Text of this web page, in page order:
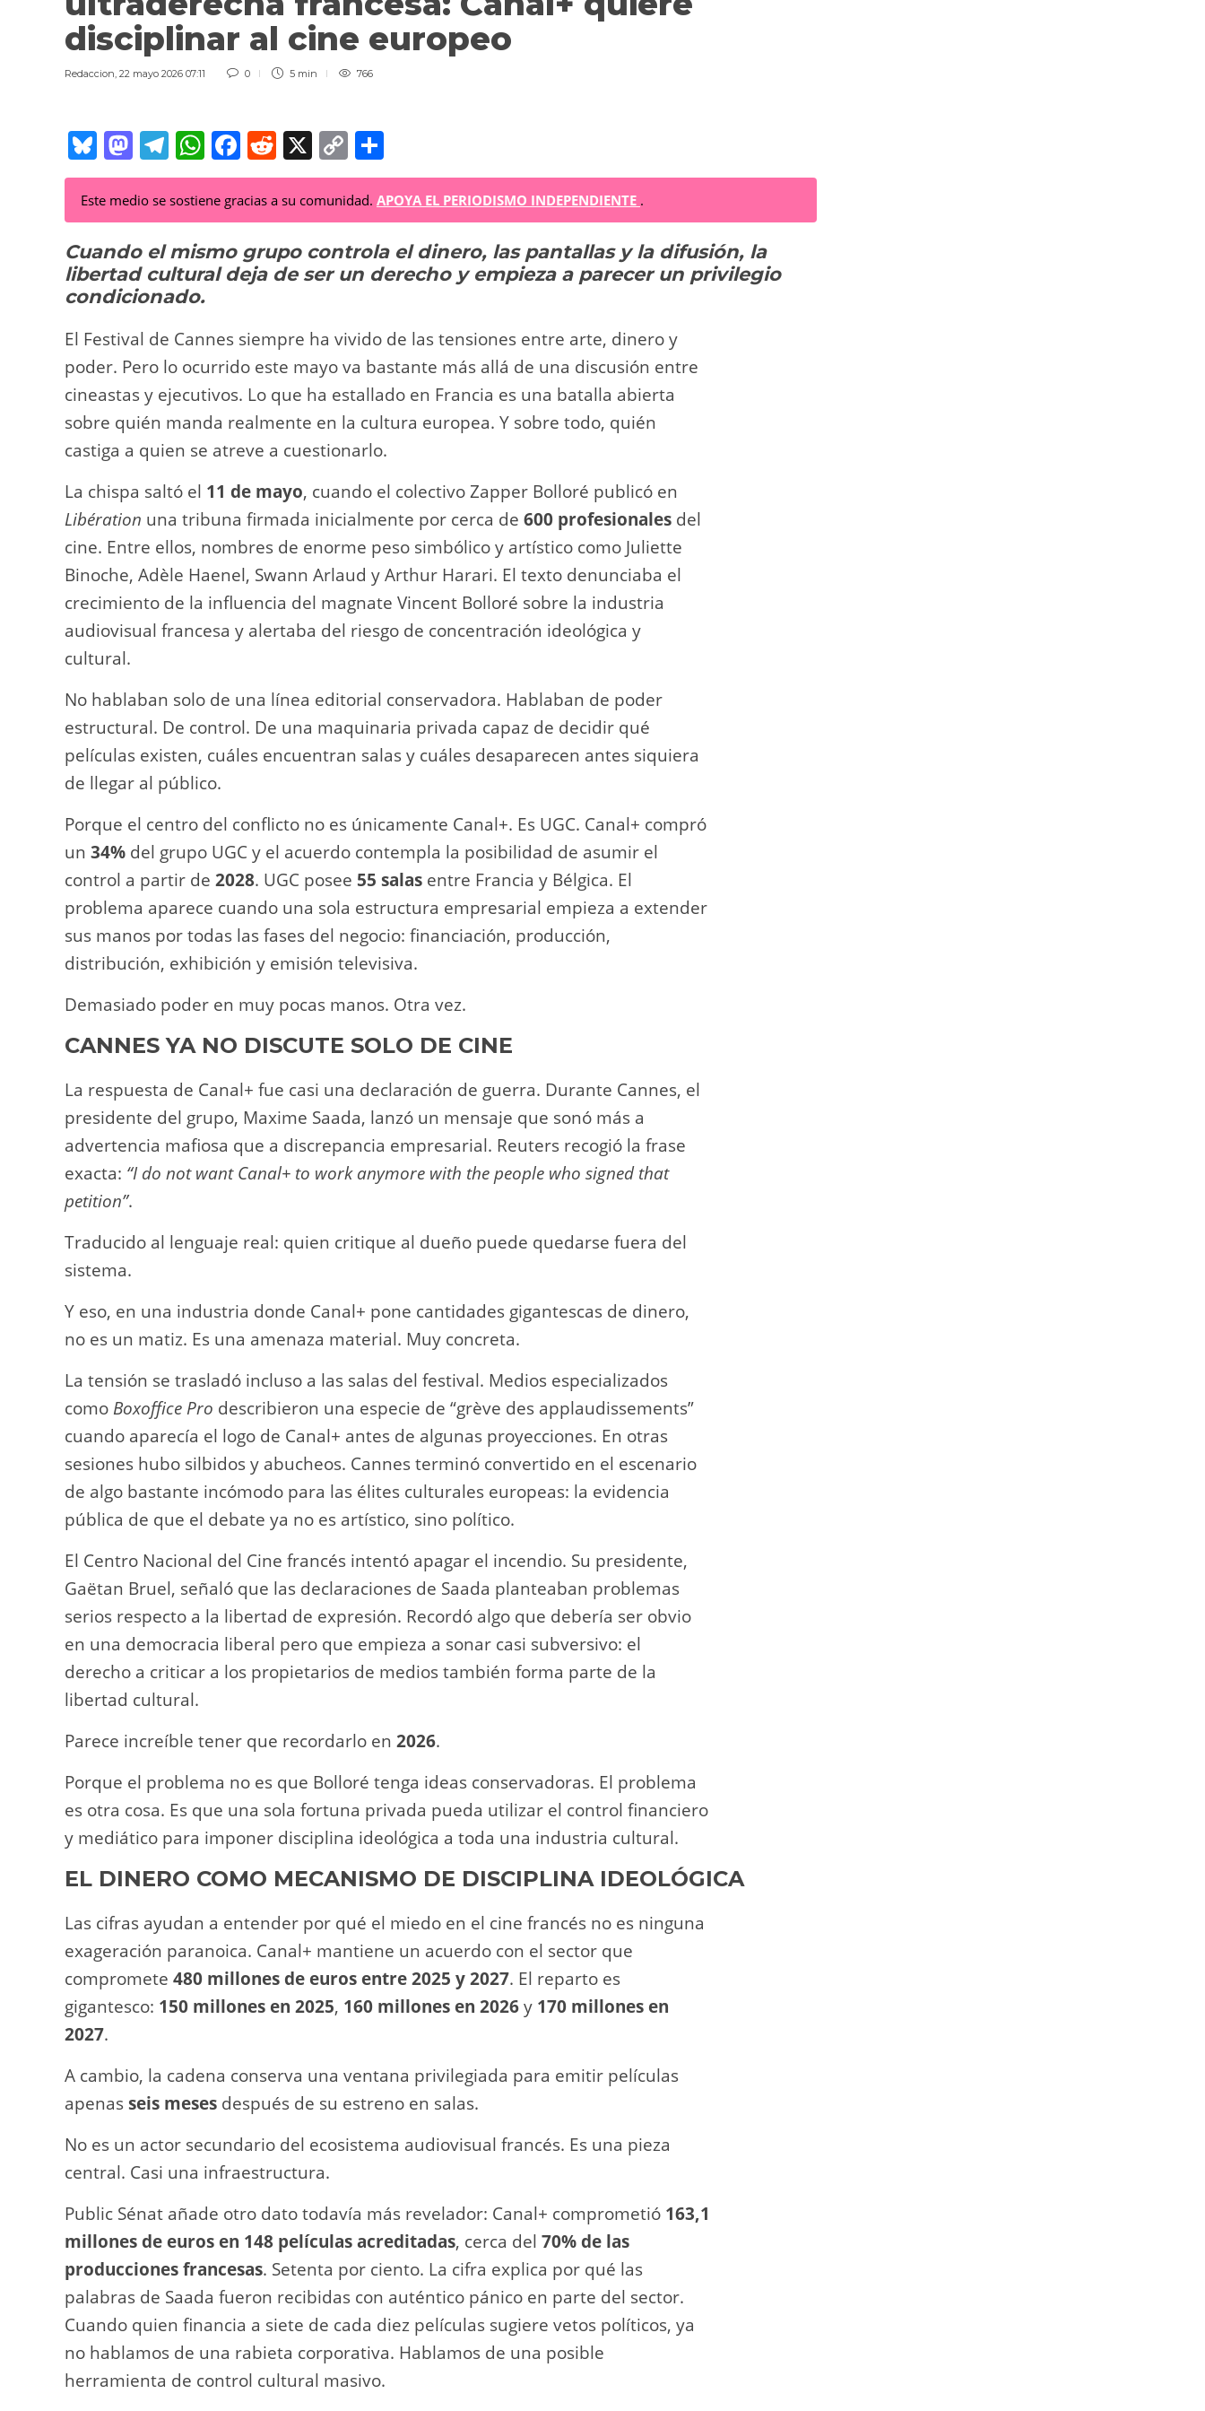
disciplinar al cine europeo
Redaccion, 22 mayo 2026 07:11 0 5 min 766
Bl
u
e
sk
y
M
a
st
o
d
o
T
el
e
gr
a
m
W
h
at
s
A
p
F
a
c
e
b
o
k
R
e
d
di
t
X C
o
p
y
Li
n
o
m
p
ar
tir
Este medio se sostiene gracias a su comunidad. APOYA EL PERIODISMO INDEPENDIENTE .
Cuando el mismo grupo controla el dinero, las pantallas y la difusión, la
libertad cultural deja de ser un derecho y empieza a parecer un privilegio
condicionado.
El Festival de Cannes siempre ha vivido de las tensiones entre arte, dinero y
poder. Pero lo ocurrido este mayo va bastante más allá de una discusión entre
cineastas y ejecutivos. Lo que ha estallado en Francia es una batalla abierta
sobre quién manda realmente en la cultura europea. Y sobre todo, quién
castiga a quien se atreve a cuestionarlo.
La chispa saltó el 11 de mayo, cuando el colectivo Zapper Bolloré publicó en
Libération una tribuna firmada inicialmente por cerca de 600 profesionales del
cine. Entre ellos, nombres de enorme peso simbólico y artístico como Juliette
Binoche, Adèle Haenel, Swann Arlaud y Arthur Harari. El texto denunciaba el
crecimiento de la influencia del magnate Vincent Bolloré sobre la industria
audiovisual francesa y alertaba del riesgo de concentración ideológica y
cultural.
No hablaban solo de una línea editorial conservadora. Hablaban de poder
estructural. De control. De una maquinaria privada capaz de decidir qué
películas existen, cuáles encuentran salas y cuáles desaparecen antes siquiera
de llegar al público.
Porque el centro del conflicto no es únicamente Canal+. Es UGC. Canal+ compró
un 34% del grupo UGC y el acuerdo contempla la posibilidad de asumir el
control a partir de 2028. UGC posee 55 salas entre Francia y Bélgica. El
problema aparece cuando una sola estructura empresarial empieza a extender
sus manos por todas las fases del negocio: financiación, producción,
distribución, exhibición y emisión televisiva.
Demasiado poder en muy pocas manos. Otra vez.
CANNES YA NO DISCUTE SOLO DE CINE
La respuesta de Canal+ fue casi una declaración de guerra. Durante Cannes, el
presidente del grupo, Maxime Saada, lanzó un mensaje que sonó más a
advertencia mafiosa que a discrepancia empresarial. Reuters recogió la frase
exacta: “I do not want Canal+ to work anymore with the people who signed that
petition”.
Traducido al lenguaje real: quien critique al dueño puede quedarse fuera del
sistema.
Y eso, en una industria donde Canal+ pone cantidades gigantescas de dinero,
no es un matiz. Es una amenaza material. Muy concreta.
La tensión se trasladó incluso a las salas del festival. Medios especializados
como Boxoffice Pro describieron una especie de “grève des applaudissements”
cuando aparecía el logo de Canal+ antes de algunas proyecciones. En otras
sesiones hubo silbidos y abucheos. Cannes terminó convertido en el escenario
de algo bastante incómodo para las élites culturales europeas: la evidencia
pública de que el debate ya no es artístico, sino político.
El Centro Nacional del Cine francés intentó apagar el incendio. Su presidente,
Gaëtan Bruel, señaló que las declaraciones de Saada planteaban problemas
serios respecto a la libertad de expresión. Recordó algo que debería ser obvio
en una democracia liberal pero que empieza a sonar casi subversivo: el
derecho a criticar a los propietarios de medios también forma parte de la
libertad cultural.
Parece increíble tener que recordarlo en 2026.
Porque el problema no es que Bolloré tenga ideas conservadoras. El problema
es otra cosa. Es que una sola fortuna privada pueda utilizar el control financiero
y mediático para imponer disciplina ideológica a toda una industria cultural.
EL DINERO COMO MECANISMO DE DISCIPLINA IDEOLÓGICA
Las cifras ayudan a entender por qué el miedo en el cine francés no es ninguna
exageración paranoica. Canal+ mantiene un acuerdo con el sector que
compromete 480 millones de euros entre 2025 y 2027. El reparto es
gigantesco: 150 millones en 2025, 160 millones en 2026y 170 millones en
2027.
A cambio, la cadena conserva una ventana privilegiada para emitir películas
apenasseis meses después de su estreno en salas.
No es un actor secundario del ecosistema audiovisual francés. Es una pieza
central. Casi una infraestructura.
Public Sénat añade otro dato todavía más revelador: Canal+ comprometió 163,1
millones de euros en 148 películas acreditadas, cerca del 70% de las
producciones francesas. Setenta por ciento. La cifra explica por qué las
palabras de Saada fueron recibidas con auténtico pánico en parte del sector.
Cuando quien financia a siete de cada diez películas sugiere vetos políticos, ya
no hablamos de una rabieta corporativa. Hablamos de una posible
herramienta de control cultural masivo.